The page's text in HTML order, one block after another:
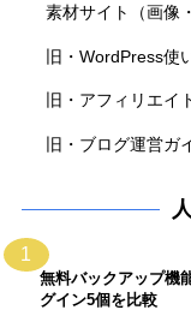
素材サイト（画像
旧・WordPress使
旧・アフィリエイ
旧・ブログ運営ガ
1
無料バックアップ機
グイン5個を比較